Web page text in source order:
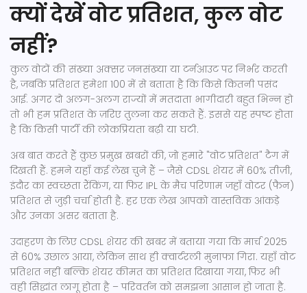
क्यों देखें वोट प्रतिशत, कुल वोट
नहीं?
कुल वोटों की संख्या अक्सर जनसंख्या या टर्नआउट पर निर्भर करती
है, जबकि प्रतिशत हमेशा 100 में से बताता है कि किसे कितनी पसंद
आई. अगर दो अलग-अलग राज्यों में मतदाता भागीदारी बहुत भिन्न हो
तो भी हम प्रतिशत के ज़रिए तुलना कर सकते हैं. इससे यह स्पष्ट होता
है कि किसी पार्टी की लोकप्रियता बढ़ी या घटी.
अब बात करते हैं कुछ प्रमुख खबरों की, जो हमारे "वोट प्रतिशत" टैग में
दिखती हैं. हमने यहाँ कई लेख चुने हैं – जैसे CDSL शेयर में 60% तीज़ी,
इंदौर का स्वच्छता रैंकिंग, या फिर IPL के मैच परिणाम जहाँ वोटर (फैन)
प्रतिशत से जुड़ी चर्चा होती है. हर एक लेख आपको वास्तविक आंकड़े
और उनका असर बताता है.
उदाहरण के लिए CDSL शेयर की खबर में बताया गया कि मार्च 2025
से 60% उछाल आया, लेकिन साथ ही क्वार्टरली मुनाफा गिरा. यहाँ वोट
प्रतिशत नहीं बल्कि शेयर कीमत का प्रतिशत दिखाया गया, फिर भी
वही सिद्धांत लागू होता है – परिवर्तन को समझना आसान हो जाता है.